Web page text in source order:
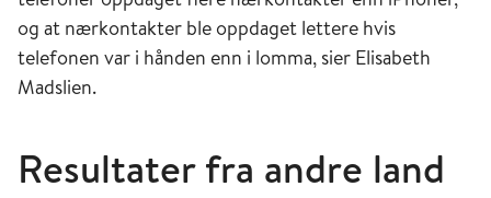
og at nærkontakter ble oppdaget lettere hvis
telefonen var i hånden enn i lomma, sier Elisabeth
Madslien.
Resultater fra andre land